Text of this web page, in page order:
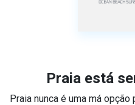
Praia está
Praia nunca é uma má